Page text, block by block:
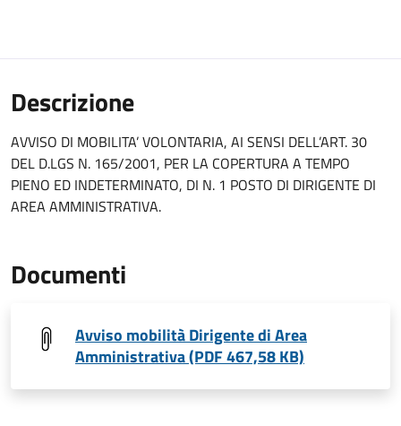
Descrizione
AVVISO DI MOBILITA’ VOLONTARIA, AI SENSI DELL’ART. 30
DEL D.LGS N. 165/2001, PER LA COPERTURA A TEMPO
PIENO ED INDETERMINATO, DI N. 1 POSTO DI DIRIGENTE DI
AREA AMMINISTRATIVA.
Documenti
Avviso mobilità Dirigente di Area
Amministrativa (PDF 467,58 KB)